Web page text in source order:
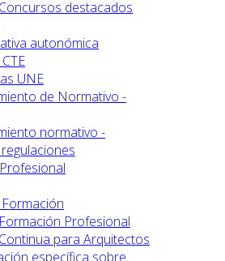
Concursos destacados
autonómica
UNE
de Normativo -
normativo -
Formación Profesional
Continua para Arquitectos
específica sobre